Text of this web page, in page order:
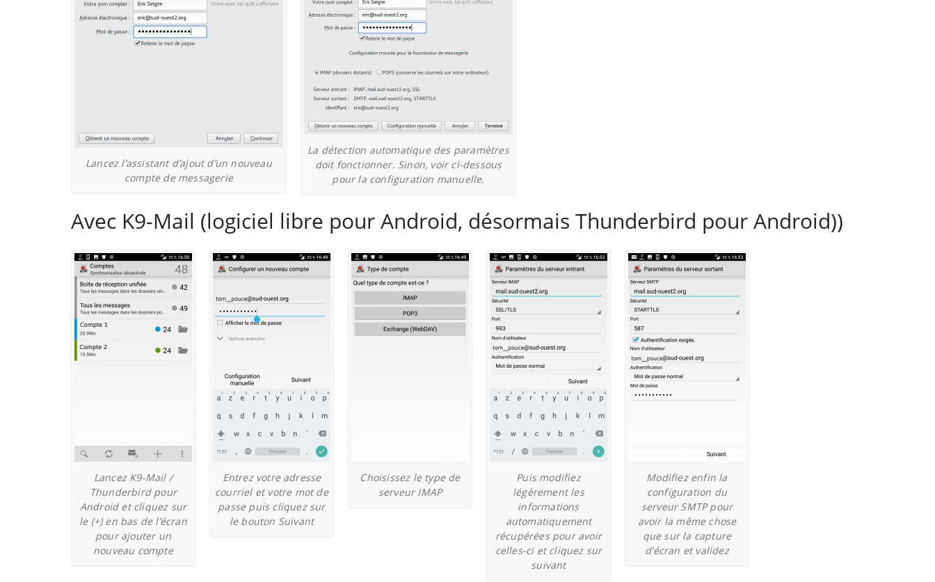
Lancez l’assistant d’ajout d’un nouveau
compte de messagerie
La détection automatique des paramètres
doit fonctionner. Sinon, voir ci-dessous
pour la configuration manuelle.
Avec K9-Mail (logiciel libre pour Android, désormais Thunderbird pour Android))
Lancez K9-Mail /
Thunderbird pour
Android et cliquez sur
le (+) en bas de l’écran
pour ajouter un
nouveau compte
Entrez votre adresse
courriel et votre mot de
passe puis cliquez sur
le bouton Suivant
Choisissez le type de
serveur IMAP
Puis modifiez
légèrement les
informations
automatiquement
récupérées pour avoir
celles-ci et cliquez sur
suivant
Modifiez enfin la
configuration du
serveur SMTP pour
avoir la même chose
que sur la capture
d’écran et validez